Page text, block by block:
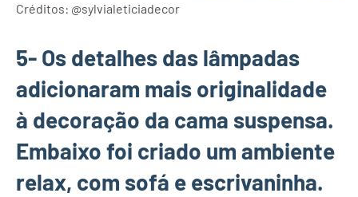
Créditos: @sylvialeticiadecor
5- Os detalhes das lâmpadas
adicionaram mais originalidade
à decoração da cama suspensa.
Embaixo foi criado um ambiente
relax, com sofá e escrivaninha.